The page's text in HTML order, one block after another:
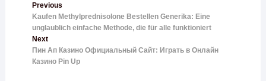
Previous
Kaufen Methylprednisolone Bestellen Generika: Eine
unglaublich einfache Methode, die für alle funktioniert
Next
Пин Ап Казино Официальный Сайт: Играть в Онлайн
Казино Pin Up